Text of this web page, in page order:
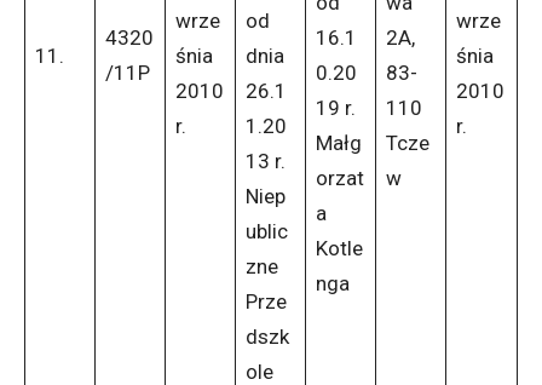
11.
4320
/11P
wrze
śnia
2010
r.
od
dnia
26.1
1.20
13 r.
Niep
ublic
zne
Prze
dszk
ole
16.1
0.20
19 r.
Małg
orzat
a
Kotle
nga
2A,
83-
110
Tcze
w
wrze
śnia
2010
r.